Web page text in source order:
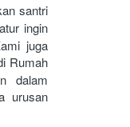
santri
ingin
juga
Rumah
dalam
urusan